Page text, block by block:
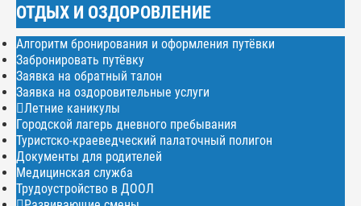
ОТДЫХ И ОЗДОРОВЛЕНИЕ
Алгоритм бронирования и оформления путёвки
Забронировать путёвку
Заявка на обратный талон
Заявка на оздоровительные услуги
Летние каникулы
Городской лагерь дневного пребывания
Туристско-краеведческий палаточный полигон
Документы для родителей
Медицинская служба
Трудоустройство в ДООЛ